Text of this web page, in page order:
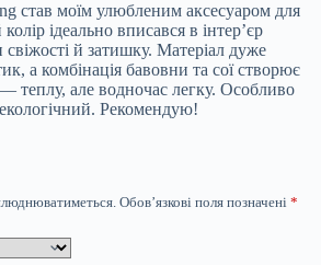
став моїм улюбленим аксесуаром для
ідеально вписався в інтер’єр
свіжості й затишку. Матеріал дуже
а комбінація бавовни та сої створює
теплу, але водночас легку. Особливо
Рекомендую!
Обов’язкові поля позначені *